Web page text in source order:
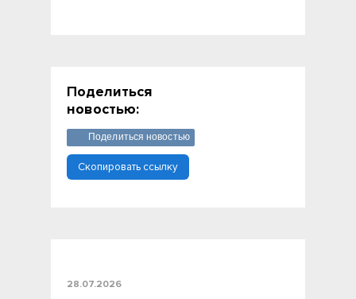
28.07.2026
Поделиться
новостью:
Поделиться новостью
Скопировать ссылку